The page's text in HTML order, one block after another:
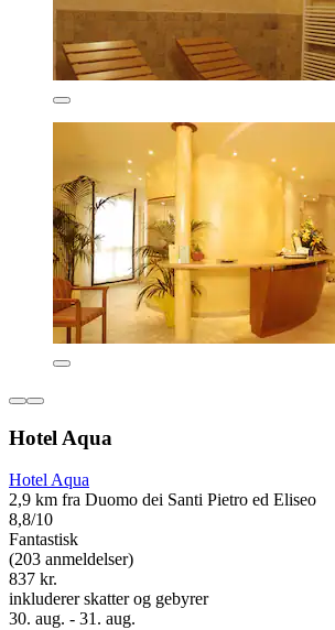
Hotel Aqua
Hotel Aqua
2,9 km fra Duomo dei Santi Pietro ed Eliseo
8,8/10
Fantastisk
(203 anmeldelser)
837 kr.
inkluderer skatter og gebyrer
30. aug. - 31. aug.